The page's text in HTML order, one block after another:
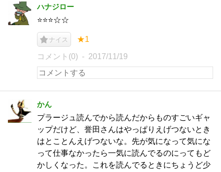
ハナジロー
⭐️⭐️⭐️☆☆
ナイス ★1
コメント(0) 2017/11/19
かん
プラージュ読んでから読んだからものすごいギャ
ップだけど、誉田さんはやっぱりえげつないとき
はとことんえげつないな。先が気になって気にな
って仕事なかったら一気に読んでるのにってもど
かしくなった。これを読んでるときにちょうど少